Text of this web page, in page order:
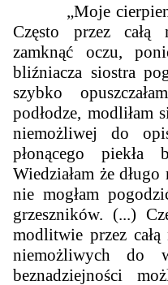
„Moje cierpienia
Często przez całą
zamknąć oczu,
bliźniacza siostra
szybko
podłodze, modliłam
niemożliwej do
płonącego piekła
Wiedziałam że
nie mogłam
grzeszników. (...)
modlitwie przez
niemożliwych do
beznadziejności